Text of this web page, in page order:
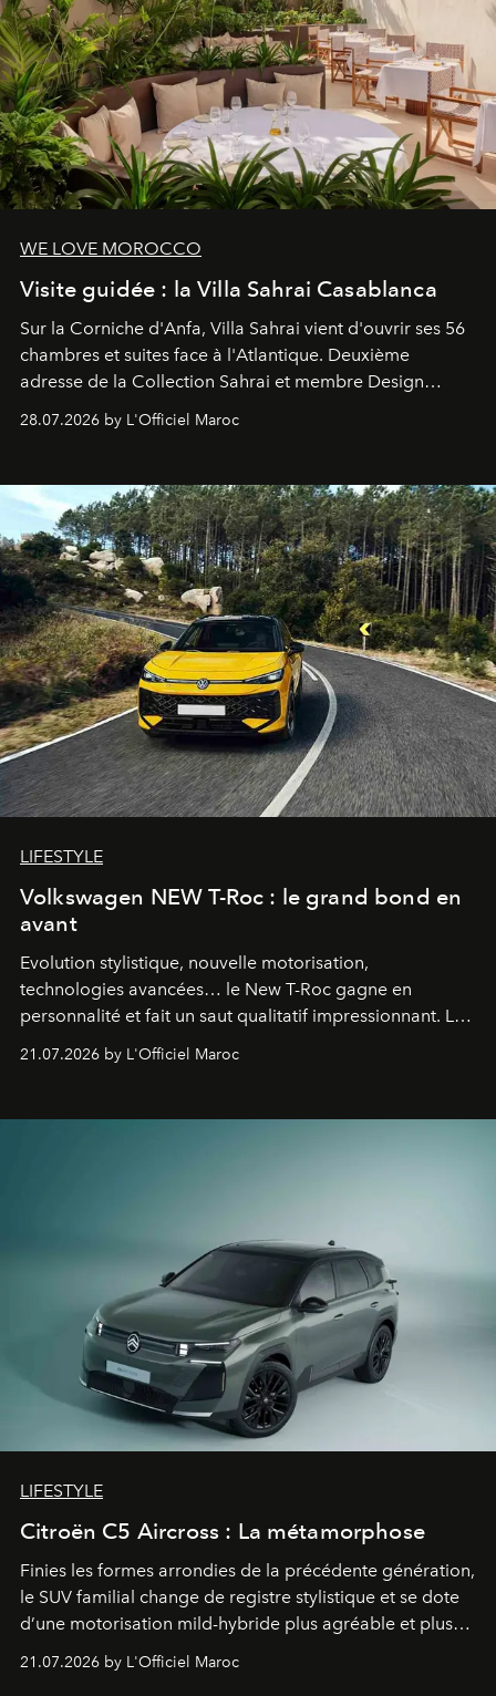
WE LOVE MOROCCO
Visite guidée : la Villa Sahrai Casablanca
Sur la Corniche d'Anfa, Villa Sahrai vient d'ouvrir ses 56
chambres et suites face à l'Atlantique. Deuxième
adresse de la Collection Sahrai et membre Design
Hotels, ce boutique-hôtel cinq étoiles signé Christophe
Pillet promet un lieu de vie complet. On y a déjeuné…
28.07.2026 by L'Officiel Maroc
LIFESTYLE
Volkswagen NEW T-Roc : le grand bond en
avant
Evolution stylistique, nouvelle motorisation,
technologies avancées… le New T-Roc gagne en
personnalité et fait un saut qualitatif impressionnant. Le
constructeur allemand a revu en profondeur son SUV
fétiche pour le rendre plus premium. Et le pari semble
21.07.2026 by L'Officiel Maroc
LIFESTYLE
Citroën C5 Aircross : La métamorphose
Finies les formes arrondies de la précédente génération,
le SUV familial change de registre stylistique et se dote
d’une motorisation mild-hybride plus agréable et plus
économe. à n’en pas douter, le nouveau C5 Aircross a
gagné en maturité.
21.07.2026 by L'Officiel Maroc